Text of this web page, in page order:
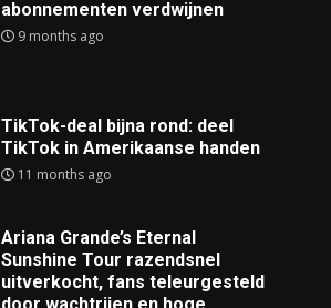
abonnementen verdwijnen
9 months ago
TikTok-deal bijna rond: deel
TikTok in Amerikaanse handen
11 months ago
Ariana Grande’s Eternal
Sunshine Tour razendsnel
uitverkocht, fans teleurgesteld